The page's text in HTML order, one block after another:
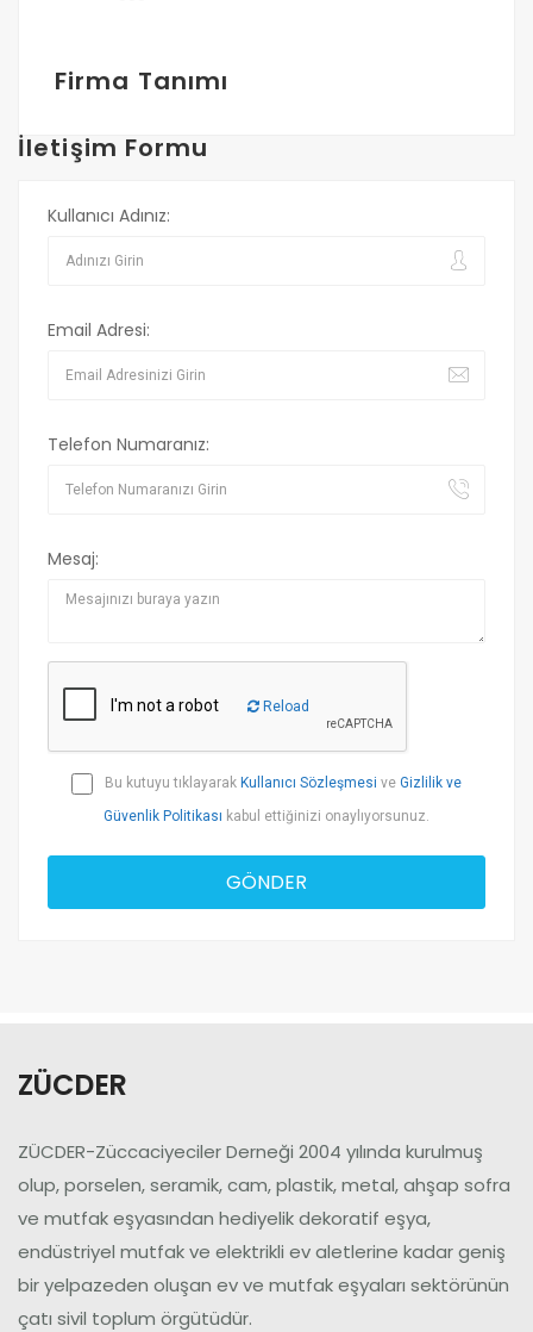
Firma Tanımı
İletişim Formu
Kullanıcı Adınız:
Email Adresi:
Telefon Numaranız:
Mesaj:
Reload
Bu kutuyu tıklayarak Kullanıcı Sözleşmesi ve Gizlilik ve
Güvenlik Politikası kabul ettiğinizi onaylıyorsunuz.
ZÜCDER
ZÜCDER-Züccaciyeciler Derneği 2004 yılında kurulmuş
olup, porselen, seramik, cam, plastik, metal, ahşap sofra
ve mutfak eşyasından hediyelik dekoratif eşya,
endüstriyel mutfak ve elektrikli ev aletlerine kadar geniş
bir yelpazeden oluşan ev ve mutfak eşyaları sektörünün
çatı sivil toplum örgütüdür.